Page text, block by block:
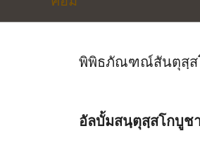
พิพิธภัณฑณ์สันตุสฺสโ
อัลบั้มสนฺตุสฺสโกบูช